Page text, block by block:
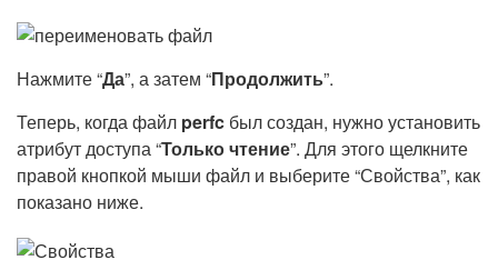
Нажмите “Да”, а затем “Продолжить”.
Теперь, когда файл perfc был создан, нужно установить
атрибут доступа “Только чтение”. Для этого щелкните
правой кнопкой мыши файл и выберите “Свойства”, как
показано ниже.